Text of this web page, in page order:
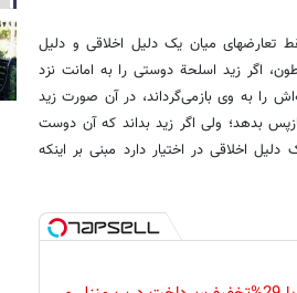
تعارضهای میان یک دلیل اخلاقی و دلیل
اگر زید اسلحة دوستی را به امانت نزد
را به وی بازمی‌گرداند، در آن صورت زید
بدهد؛ ولی اگر زید بداند که آن دوست
اخلاقی در اختیار دارد مبنی بر اینکه